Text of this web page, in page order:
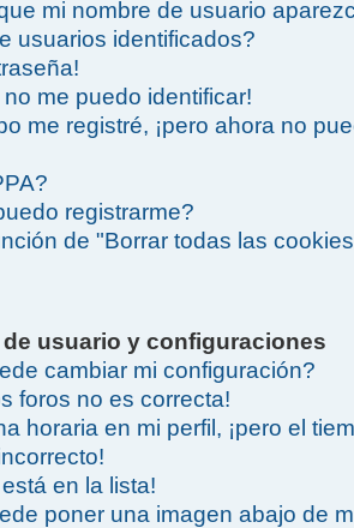
mi nombre de usuario
usuarios identificados?
no me puedo identificar!
me registré, ¡pero ahora no
registrarme?
de "Borrar todas las
usuario y configuraciones
cambiar mi configuración?
foros no es correcta!
horaria en mi perfil, ¡pero el
en la lista!
poner una imagen abajo de